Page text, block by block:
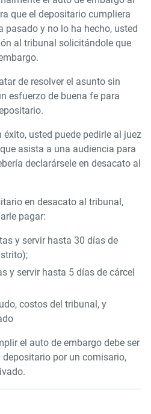
que el depositario cumpliera
pasado y no lo ha hecho, usted
al tribunal solicitándole que
de resolver el asunto sin
esfuerzo de buena fe para
usted puede pedirle al juez
asista a una audiencia para
declarársele en desacato al
en desacato al tribunal,
pagar:
y servir hasta 30 días de
y servir hasta 5 días de cárcel
costos del tribunal, y
el auto de embargo debe ser
por un comisario,